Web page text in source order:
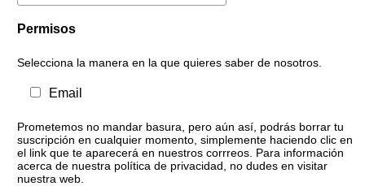
Permisos
Selecciona la manera en la que quieres saber de nosotros.
Email
Prometemos no mandar basura, pero aún así, podrás borrar tu
suscripción en cualquier momento, simplemente haciendo clic en
el link que te aparecerá en nuestros corrreos. Para información
acerca de nuestra política de privacidad, no dudes en visitar
nuestra web.